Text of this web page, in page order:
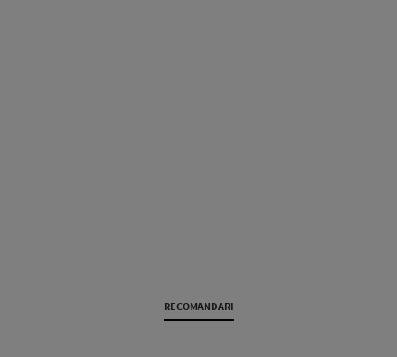
RECOMANDARI